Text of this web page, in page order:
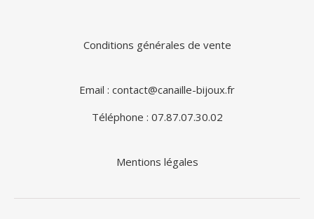
Conditions générales de vente
Email : contact@canaille-bijoux.fr
Téléphone : 07.87.07.30.02
Mentions légales